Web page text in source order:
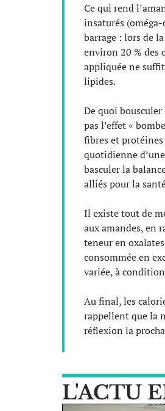
Ce qui rend
insaturés
barrage : lors de
environ 20 % des
appliquée ne
lipides.
De quoi bousculer
pas l’effet «
fibres et
quotidienne
basculer la
alliés pour la
Il existe tout de
aux amandes, en
teneur en
consommée en
variée, à
Au final, les
rappellent que la
réflexion la
L'ACTU